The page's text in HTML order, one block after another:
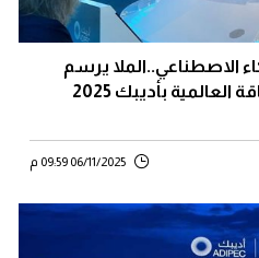
الاصطناعي..الملا يرسم
بأديبك 2025
06/11/2025 09:59 م